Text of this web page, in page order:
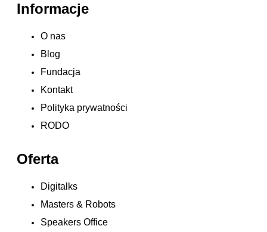
Informacje
O nas
Blog
Fundacja
Kontakt
Polityka prywatności
RODO
Oferta
Digitalks
Masters & Robots
Speakers Office